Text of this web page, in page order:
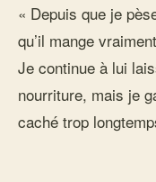
« Depuis que je
qu’il mange
Je continue à lui
nourriture, mais je
caché trop